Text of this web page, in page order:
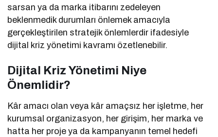
sarsan ya da marka itibarını zedeleyen
beklenmedik durumları önlemek amacıyla
gerçekleştirilen stratejik önlemlerdir ifadesiyle
dijital kriz yönetimi kavramı özetlenebilir.
Dijital Kriz Yönetimi Niye
Önemlidir?
Kâr amacı olan veya kâr amaçsız her işletme, her
kurumsal organizasyon, her girişim, her marka ve
hatta her proje ya da kampanyanın temel hedefi